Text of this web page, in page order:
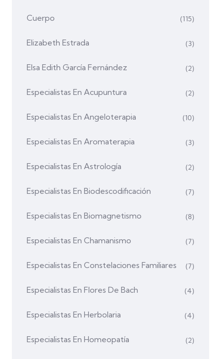
Cuerpo (115)
Elizabeth Estrada (3)
Elsa Edith García Fernández (2)
Especialistas En Acupuntura (2)
Especialistas En Angeloterapia (10)
Especialistas En Aromaterapia (3)
Especialistas En Astrología (2)
Especialistas En Biodescodificación (7)
Especialistas En Biomagnetismo (8)
Especialistas En Chamanismo (7)
Especialistas En Constelaciones Familiares (7)
Especialistas En Flores De Bach (4)
Especialistas En Herbolaria (4)
Especialistas En Homeopatía (2)